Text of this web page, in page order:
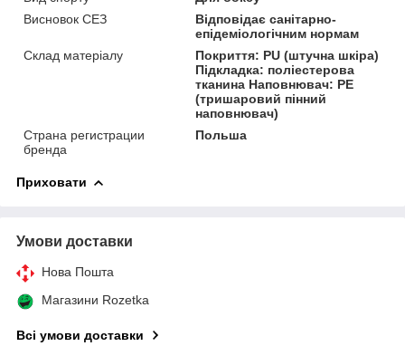
Висновок СЕЗ
Відповідає санітарно-
епідеміологічним нормам
Склад матеріалу
Покриття: PU (штучна шкіра)
Підкладка: поліестерова
тканина Наповнювач: PE
(тришаровий пінний
наповнювач)
Страна регистрации
бренда
Польша
Приховати
Умови доставки
Нова Пошта
Магазини Rozetka
Всі умови доставки